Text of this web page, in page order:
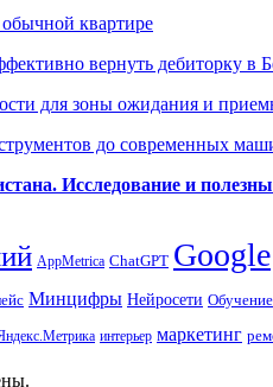
квартире
вернуть дебиторку в
для зоны ожидания и
до современных
Исследование и
AppMetrica ChatGPT Google
Минцифры Нейросети Обучение
интерьер маркетинг